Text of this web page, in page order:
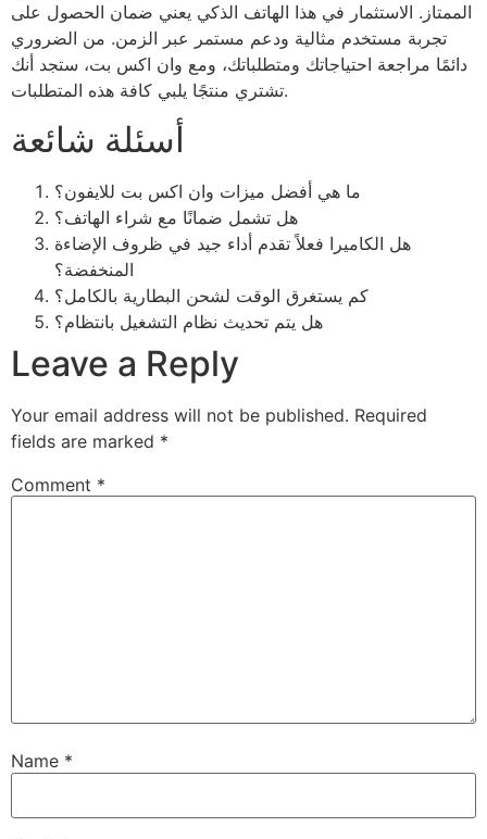
الممتاز. الاستثمار في هذا الهاتف الذكي يعني ضمان الحصول على
تجربة مستخدم مثالية ودعم مستمر عبر الزمن. من الضروري
دائمًا مراجعة احتياجاتك ومتطلباتك، ومع وان اكس بت، ستجد أنك
تشتري منتجًا يلبي كافة هذه المتطلبات.
أسئلة شائعة
ما هي أفضل ميزات وان اكس بت للايفون؟
هل تشمل ضمانًا مع شراء الهاتف؟
هل الكاميرا فعلاً تقدم أداء جيد في ظروف الإضاءة
المنخفضة؟
كم يستغرق الوقت لشحن البطارية بالكامل؟
هل يتم تحديث نظام التشغيل بانتظام؟
Leave a Reply
Your email address will not be published. Required
fields are marked *
Comment *
Name *